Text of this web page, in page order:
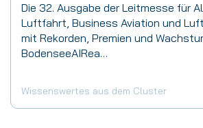
Die 32. Ausgabe der Leitmesse für
Luftfahrt, Business Aviation und
mit Rekorden, Premien und
BodenseeAIRea…
Wissenswertes aus dem Cluster